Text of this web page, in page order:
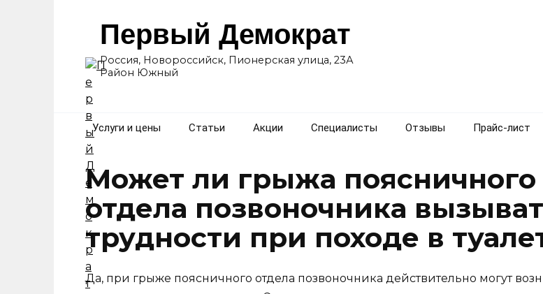
Первый Демократ
Россия, Новороссийск, Пионерская улица, 23А
Район Южный
Услуги и цены Статьи Акции Специалисты Отзывы Прайс-лист
Может ли грыжа поясничного
отдела позвоночника
трудности при походе в
Да, при грыже поясничного отдела позвоночника действительно могут